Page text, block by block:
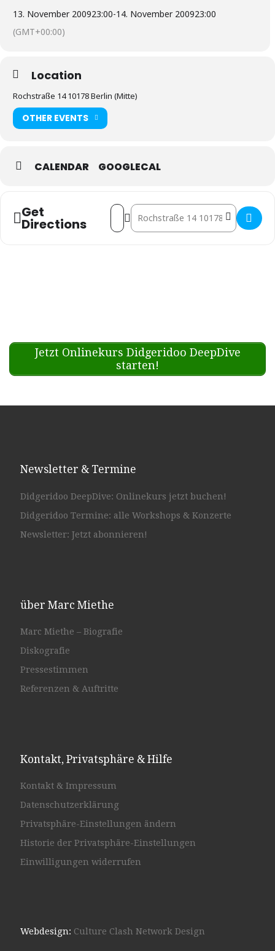
13. November 200923:00-14. November 200923:00
(GMT+00:00)
Location
Rochstraße 14 10178 Berlin (Mitte)
OTHER EVENTS
CALENDAR GOOGLECAL
Get
Directions
Address - Berlin: Didges Brew &
Destination Address - Berlin:
Jetzt Onlinekurs Didgeridoo DeepDive
starten!
Newsletter & Termine
Didgeridoo DeepDive: Onlinekurs jetzt buchen!
Didgeridoo Termine: alle Workshops & Konzerte
Newsletter: Jetzt abonnieren!
über Marc Miethe
Marc Miethe – Biografie
Diskografie
Pressestimmen
Referenzen & Auftritte
Kontakt, Privatsphäre & Hilfe
Kontakt & Impressum
Datenschutzerklärung
Privatsphäre-Einstellungen ändern
Historie der Privatsphäre-Einstellungen
Einwilligungen widerrufen
Webdesign: Culture Clash Network Design